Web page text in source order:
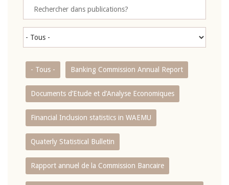
- Tous - Banking Commission Annual Report
Documents d’Etude et d’Analyse Economiques
Financial Inclusion statistics in WAEMU
Quaterly Statistical Bulletin
Rapport annuel de la Commission Bancaire